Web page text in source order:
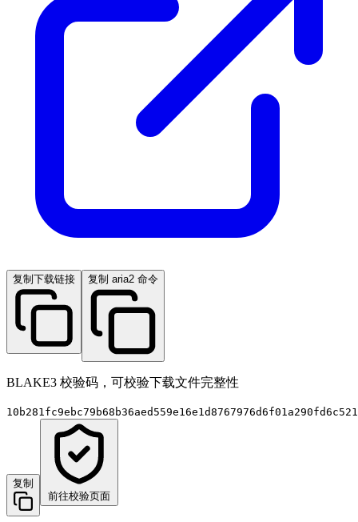
复制下载链接 复制 aria2 命令
BLAKE3 校验码，可校验下载文件完整性
复制
前往校验页面